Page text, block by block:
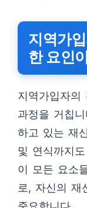
지역가
한 요인
지역가입자의
과정을 거칩
하고 있는 재
및 연식까지
이 모든 요소
로, 자신의 재